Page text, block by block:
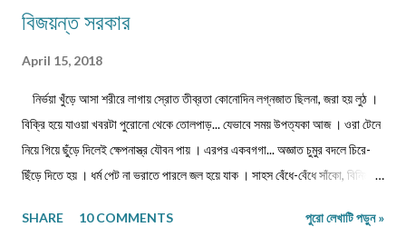
বিজয়ন্ত সরকার
April 15, 2018
নির্ভয়া খুঁড়ে আসা শরীরে লাগায় স্রোত তীব্রতা কোনোদিন লগ্নজাত ছিলনা, জরা হয় লুঠ ।
বিক্রি হয়ে যাওয়া খবরটা পুরোনো থেকে তোলপাড়... যেভাবে সময় উপত্যকা আজ । ওরা টেনে
নিয়ে গিয়ে ছুঁড়ে দিলেই ক্ষেপনাস্ত্র যৌবন পায় । এরপর একবগগা... অজ্ঞাত চুমুর বদলে চিরে-
ছিঁড়ে দিতে হয় । ধর্ম পেট না ভরাতে পারলে জল হয়ে যাক । সাহস বেঁধে-বেঁধে সাঁকো, বিনিময়ে
মনোত্তমা ঝরা-ঘাম শিউলি... দিনশেষে পাতে রোদ সাজায় রোধহীন । কাল্পনিক চরিত্ররা এখনও
SHARE 10 COMMENTS পুরো লেখাটি পড়ুন »